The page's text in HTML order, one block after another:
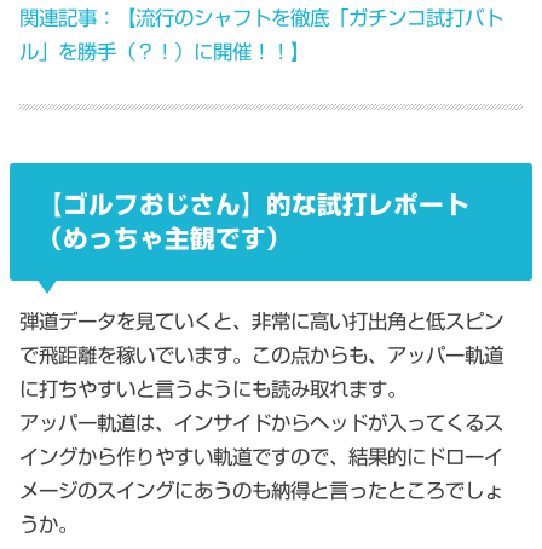
関連記事：【流行のシャフトを徹底「ガチンコ試打バト
ル」を勝手（？！）に開催！！】
【ゴルフおじさん】的な試打レポート
（めっちゃ主観です）
弾道データを見ていくと、非常に高い打出角と低スピン
で飛距離を稼いでいます。この点からも、アッパー軌道
に打ちやすいと言うようにも読み取れます。
アッパー軌道は、インサイドからヘッドが入ってくるス
イングから作りやすい軌道ですので、結果的にドローイ
メージのスイングにあうのも納得と言ったところでしょ
うか。